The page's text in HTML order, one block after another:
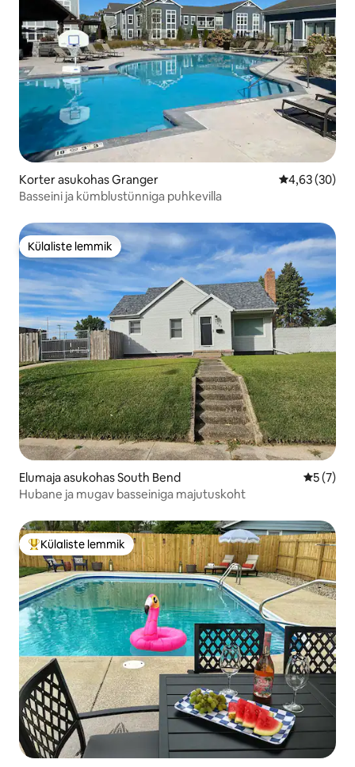
Korter asukohas Granger Keskmine
4,63 (30)
Basseini ja kümblustünniga puhkevilla
Külaliste lemmik
Külaliste lemmik
Elumaja asukohas South Bend
5 (7)
Hubane ja mugav basseiniga majutuskoht
Külaliste suur lemmik
Külaliste lemmik